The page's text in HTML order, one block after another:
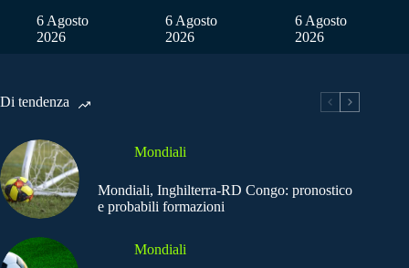
6 Agosto
2026
6 Agosto
2026
6 Agosto
2026
Di tendenza
Mondiali
Mondiali, Inghilterra-RD Congo: pronostico
e probabili formazioni
Mondiali